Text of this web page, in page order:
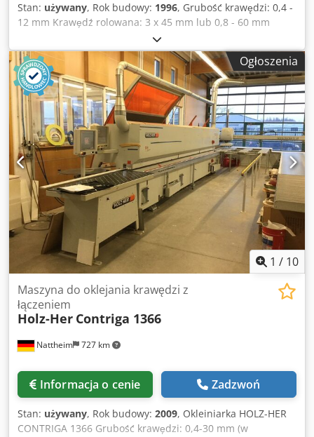
Stan: używany, Rok budowy: 1996, Grubość krawędzi: 0,4 -
12 mm Krawędź rolowana: 3 x 45 mm lub 0,8 - 60 mm
Szerokość przedmiotu obrabianego min.: 65 mm Długość
przedmiotu obrabianego min.: 160 mm Grubość
przedmiotu obrabianego: 10 - 55 mm Posuw: 13 m/min
Frezowanie wstępne (łączenie) Pojemnik na klej Klej
Quickmelt Klejenie części Przycinanie Frezowanie na równo
Frezowanie fazowania Frezowanie promieniowe
Kopiowanie naroży Skrobak płaski Jednostka polerująca
Wymiary maszyny: 7450 x 1220 x 2400 mm Waga: 3000 kg
Chedovvkd Tspfx Ad Nja Miejsce przechowywania:
Nattheim
Ogłoszenia
1 / 10
Nattheim 727 km
Maszyna do oklejania krawędzi z
łączeniem
Holz-Her Contriga 1366
Informacja o cenie Zadzwoń
Stan: używany, Rok budowy: 2009, Okleiniarka HOLZ-HER
CONTRIGA 1366 Grubość krawędzi: 0,4-30 mm (w